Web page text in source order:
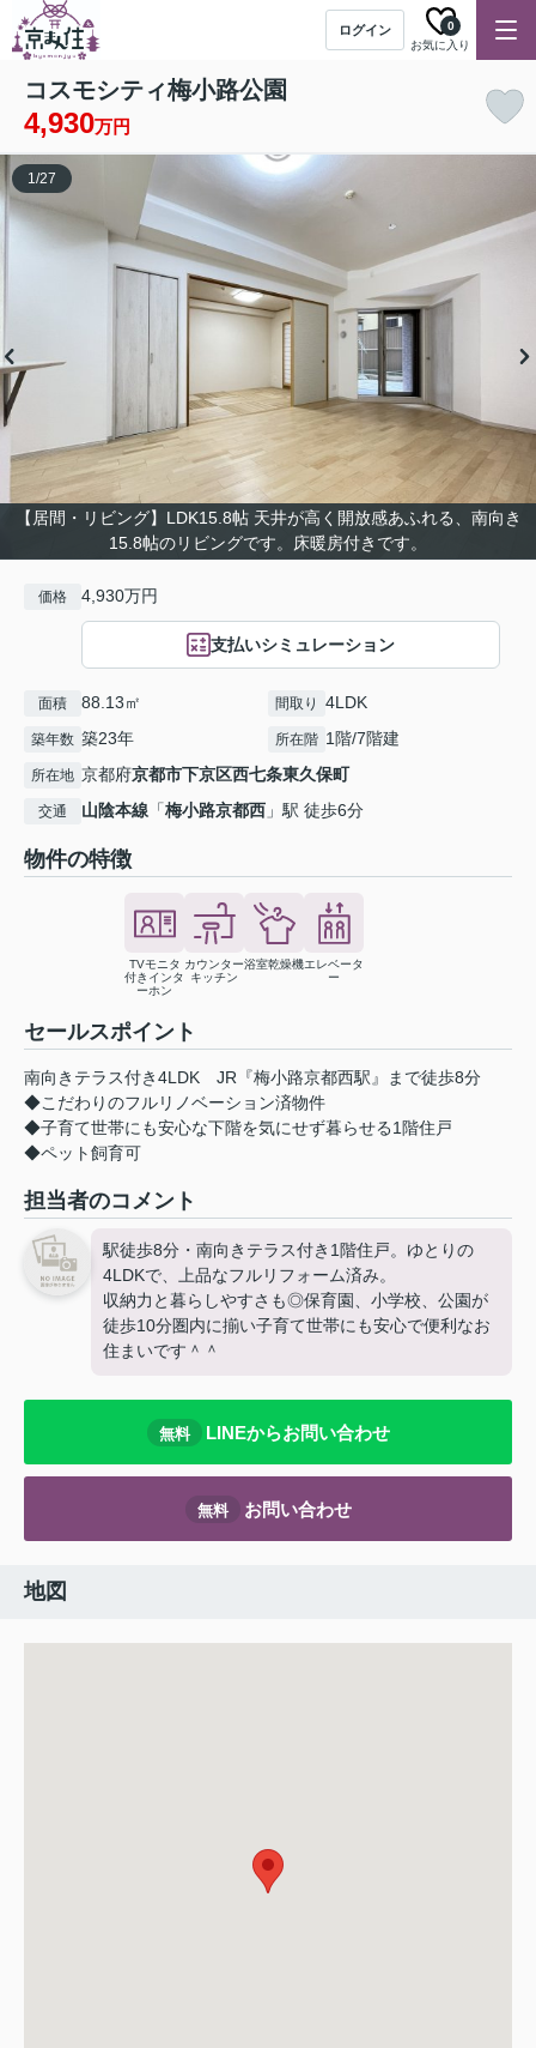
ログイン
お気に入り
0
コスモシティ梅小路公園
4,930万円
【居間・リビング】LDK15.8帖 天井が高く開放感あふれる、南向き
15.8帖のリビングです。床暖房付きです。
1/27
価格 4,930万円
支払いシミュレーション
面積 88.13㎡ 間取り 4LDK
築年数 築23年 所在階 1階/7階建
所在地 京都府京都市下京区西七条東久保町
交通 山陰本線 「梅小路京都西 」駅 徒歩6分
物件の特徴
TVモニタ
付きインタ
ーホン
カウンター
キッチン
浴室乾燥機エレベータ
ー
セールスポイント
南向きテラス付き4LDK JR『梅小路京都西駅』まで徒歩8分
◆こだわりのフルリノベーション済物件
◆子育て世帯にも安心な下階を気にせず暮らせる1階住戸
◆ペット飼育可
担当者のコメント
駅徒歩8分・南向きテラス付き1階住戸。ゆとりの
4LDKで、上品なフルリフォーム済み。
収納力と暮らしやすさも◎保育園、小学校、公園が
徒歩10分圏内に揃い子育て世帯にも安心で便利なお
住まいです＾＾
無料 LINEからお問い合わせ
無料 お問い合わせ
地図